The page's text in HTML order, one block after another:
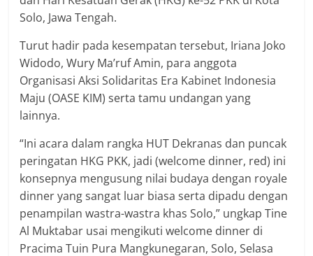
Solo, Jawa Tengah.
Turut hadir pada kesempatan tersebut, Iriana Joko
Widodo, Wury Ma’ruf Amin, para anggota
Organisasi Aksi Solidaritas Era Kabinet Indonesia
Maju (OASE KIM) serta tamu undangan yang
lainnya.
“Ini acara dalam rangka HUT Dekranas dan puncak
peringatan HKG PKK, jadi (welcome dinner, red) ini
konsepnya mengusung nilai budaya dengan royale
dinner yang sangat luar biasa serta dipadu dengan
penampilan wastra-wastra khas Solo,” ungkap Tine
Al Muktabar usai mengikuti welcome dinner di
Pracima Tuin Pura Mangkunegaran, Solo, Selasa